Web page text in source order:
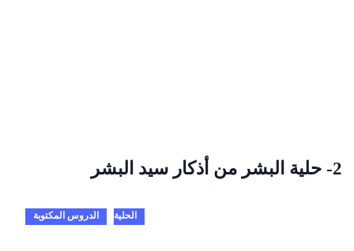
2- حلية البشر من أذكار سيد البشر
الحلية الدروس المكتوبة